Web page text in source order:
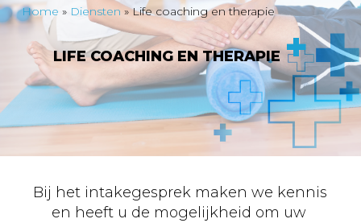
Home » Diensten »Life coaching en therapie
LIFE COACHING EN THERAPIE +
Bij het intakegesprek maken we kennis
en heeft u de mogelijkheid om uw